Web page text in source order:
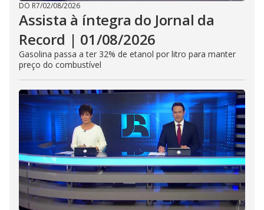
DO R7/02/08/2026
Assista à íntegra do Jornal da
Record | 01/08/2026
Gasolina passa a ter 32% de etanol por litro para manter
preço do combustível